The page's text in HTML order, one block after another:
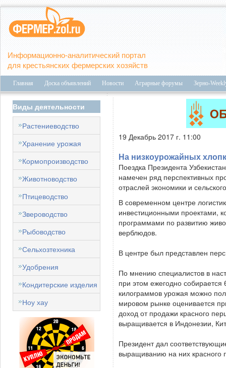
Информационно-аналитический портал
для крестьянских фермерских хозяйств
Главная Доска объявлений Новости Аграрные форумы Зерно-
Виды деятельности
Растениеводство
Хранение урожая
Кормопроизводство
Животноводство
Птицеводство
Звероводство
Рыбоводство
Сельхозтехника
Удобрения
Кондитерские изделия
Ноу хау
19 Декабрь 2017 г. 11:00
На низкоурожайных
Поездка Президента
намечен ряд перспективных
отраслей экономики и
В современном центре
инвестиционными проектами,
программами по развитию
верблюдов.
В центре был представлен
По мнению специалистов в
при этом ежегодно
килограммов урожая можно
мировом рынке оценивается
доход от продажи красного
выращивается в Индонезии,
Президент дал
выращиванию на них красного